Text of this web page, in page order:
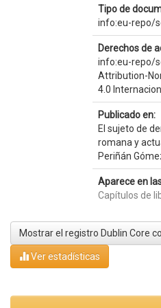
Tipo de
info:eu-repo/
Derechos de
info:eu-repo/
Attribution-
4.0
Publicado en:
El sujeto de
romana y
Periñán
Aparece en
Capítulos de
Mostrar el registro Dublin Core
Ver estadísticas